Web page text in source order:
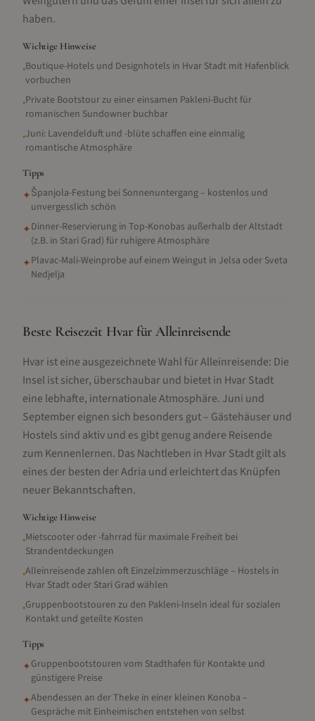
haben.
Wichtige Hinweise
•Boutique-Hotels und Designhotels in Hvar Stadt mit Hafenblick
vorbuchen
•Private Bootstour zu einer einsamen Pakleni-Bucht für
romanischen Sundowner buchbar
•Juni: Lavendelduft und -blüte schaffen eine einmalig
romantische Atmosphäre
Tipps
✦Španjola-Festung bei Sonnenuntergang – kostenlos und
unvergesslich schön
✦Dinner-Reservierung in Top-Konobas außerhalb der Altstadt
(z.B. in Stari Grad) für ruhigere Atmosphäre
✦Plavac-Mali-Weinprobe auf einem Weingut in Jelsa oder Sveta
Nedjelja
Beste Reisezeit Hvar für Alleinreisende
Hvar ist eine ausgezeichnete Wahl für Alleinreisende: Die
Insel ist sicher, überschaubar und bietet in Hvar Stadt
eine lebhafte, internationale Atmosphäre. Juni und
September eignen sich besonders gut – Gästehäuser und
Hostels sind aktiv und es gibt genug andere Reisende
zum Kennenlernen. Das Nachtleben in Hvar Stadt gilt als
eines der besten der Adria und erleichtert das Knüpfen
neuer Bekanntschaften.
Wichtige Hinweise
•Mietscooter oder -fahrrad für maximale Freiheit bei
Strandentdeckungen
•Alleinreisende zahlen oft Einzelzimmerzuschläge – Hostels in
Hvar Stadt oder Stari Grad wählen
•Gruppenbootstouren zu den Pakleni-Inseln ideal für sozialen
Kontakt und geteilte Kosten
Tipps
✦Gruppenbootstouren vom Stadthafen für Kontakte und
günstigere Preise
✦Abendessen an der Theke in einer kleinen Konoba –
Gespräche mit Einheimischen entstehen von selbst